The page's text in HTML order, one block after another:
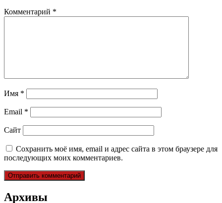
Комментарий *
Имя *
Email *
Сайт
Сохранить моё имя, email и адрес сайта в этом браузере для
последующих моих комментариев.
Архивы